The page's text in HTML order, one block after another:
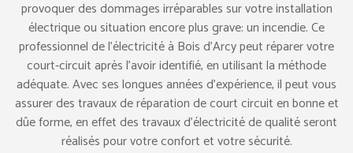
provoquer des dommages irréparables sur votre installation
électrique ou situation encore plus grave: un incendie. Ce
professionnel de l’électricité à Bois d’Arcy peut réparer votre
court-circuit après l’avoir identifié, en utilisant la méthode
adéquate. Avec ses longues années d’expérience, il peut vous
assurer des travaux de réparation de court circuit en bonne et
dûe forme, en effet des travaux d’électricité de qualité seront
réalisés pour votre confort et votre sécurité.